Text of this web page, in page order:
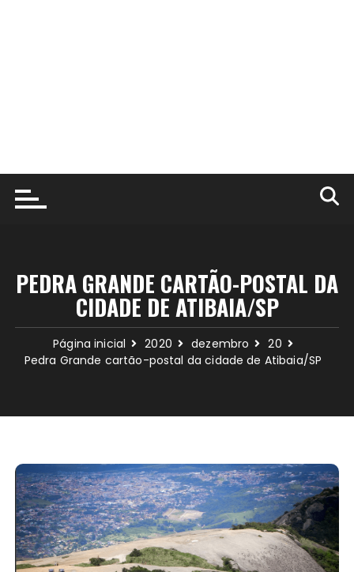
PEDRA GRANDE CARTÃO-POSTAL DA
CIDADE DE ATIBAIA/SP
Página inicial 2020 dezembro
20
Pedra Grande cartão-postal da cidade de Atibaia/SP